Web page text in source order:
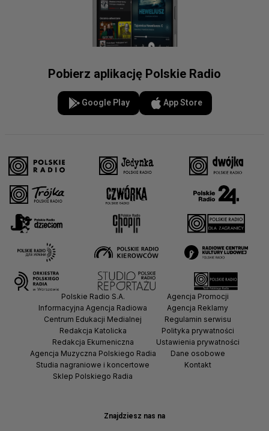
Pobierz aplikację Polskie Radio
Google Play App Store
Znajdziesz nas na
Polskie Radio S.A.
Informacyjna Agencja Radiowa
Centrum Edukacji Medialnej
Redakcja Katolicka
Redakcja Ekumeniczna
Agencja Muzyczna Polskiego Radia
Studia nagraniowe i koncertowe
Sklep Polskiego Radia
Agencja Promocji
Agencja Reklamy
Regulamin serwisu
Polityka prywatności
Ustawienia prywatności
Dane osobowe
Kontakt